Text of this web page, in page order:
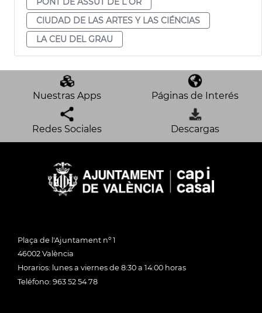
CIUDAD DE LAS ARTES Y LAS CIÉNCIAS
LA CEU DEL GRAU
Nuestras Apps Páginas de Interés
Redes Sociales Descargas
Plaça de l'Ajuntament nº 1
46002 València
Horarios: lunes a viernes de 8:30 a 14:00 horas
Teléfono: 963 52 54 78